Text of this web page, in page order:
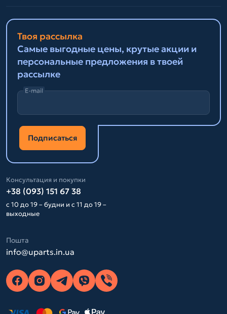
Твоя рассылка
Самые выгодные цены, крутые акции и
персональные предложения в твоей
рассылке
E-mail
Подписаться
Консультация и покупки
+38 (093) 151 67 38
с 10 до 19 – будни и с 11 до 19 –
выходные
Пошта
info@uparts.in.ua